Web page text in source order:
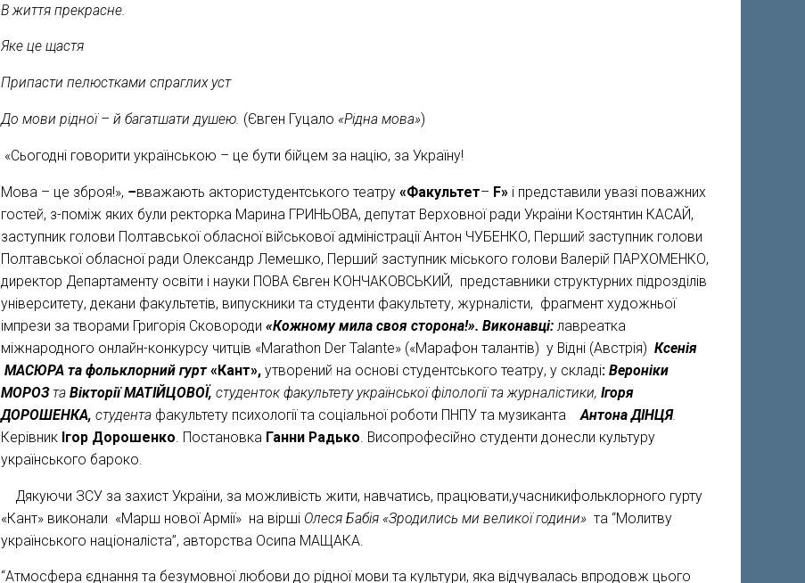
В життя прекрасне.
Яке це щастя
Припасти пелюстками спраглих уст
До мови рідної – й багатшати душею. (Євген Гуцало «Рідна мова»)
«Сьогодні говорити українською – це бути бійцем за націю, за Україну!
Мова – це зброя!», –вважають актористудентського театру «Факультет– F» і представили увазі поважних
гостей, з-поміж яких були ректорка Марина ГРИНЬОВА, депутат Верховної ради України Костянтин КАСАЙ,
заступник голови Полтавської обласної військової адміністрації Антон ЧУБЕНКО, Перший заступник голови
Полтавської обласної ради Олександр Лемешко, Перший заступник міського голови Валерій ПАРХОМЕНКО,
директор Департаменту освіти і науки ПОВА Євген КОНЧАКОВСЬКИЙ, представники структурних підрозділів
університету, декани факультетів, випускники та студенти факультету, журналісти, фрагмент художньої
імпрези за творами Григорія Сковороди «Кожному мила своя сторона!». Виконавці: лавреатка
міжнародного онлайн-конкурсу читців «Marathon Der Talante» («Марафон талантів) у Відні (Австрія) Ксенія
МАСЮРА та фольклорний гурт«Кант», утворений на основі студентського театру, у складі: Вероніки
МОРОЗта Вікторії МАТІЙЦОВОЇ, студенток факультету української філології та журналістики, Ігоря
ДОРОШЕНКА, студента факультету психології та соціальної роботи ПНПУ та музиканта Антона ДІНЦЯ.
Керівник Ігор Дорошенко . Постановка Ганни Радько . Висопрофесійно студенти донесли культуру
українського бароко.
Дякуючи ЗСУ за захист України, за можливість жити, навчатись, працювати,учасникифольклорного гурту
«Кант» виконали «Марш нової Армії» на вірші Олеся Бабія «Зродились ми великої години» та “Молитву
українського націоналіста”, авторства Осипа МАЩАКА.
“Атмосфера єднання та безумовної любови до рідної мови та культури, яка відчувалась впродовж цього